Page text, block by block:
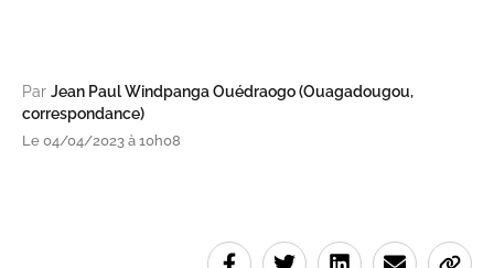
Par Jean Paul Windpanga Ouédraogo (Ouagadougou,
correspondance)
Le 04/04/2023 à 10h08